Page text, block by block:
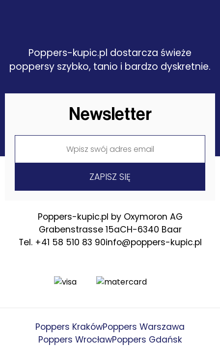
Poppers-kupic.pl dostarcza świeże
poppersy szybko, tanio i bardzo dyskretnie.
Newsletter
Poppers-kupic.pl by Oxymoron AG
Grabenstrasse 15aCH-6340 Baar
Tel. +41 58 510 83 90info@poppers-kupic.pl
Poppers KrakówPoppers Warszawa
Poppers WrocławPoppers Gdańsk